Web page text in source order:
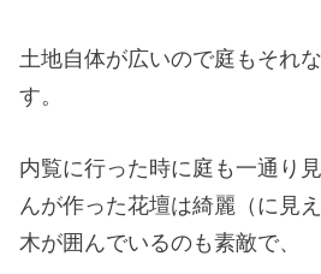
土地自体が広いので庭もそれ
す。
内覧に行った時に庭も一通り
んが作った花壇は綺麗（に見
木が囲んでいるのも素敵で、